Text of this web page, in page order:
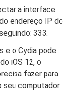
a interface
endereço IP do
333.
e o Cydia pode
iOS 12, o
fazer para
seu computador